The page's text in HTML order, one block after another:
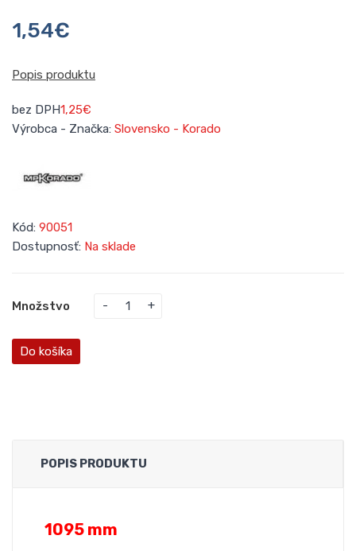
1,54€
Popis produktu
bez DPH1,25€
Výrobca - Značka: Slovensko - Korado
Kód: 90051
Dostupnosť: Na sklade
Množstvo
Do košíka
POPIS PRODUKTU
1095 mm